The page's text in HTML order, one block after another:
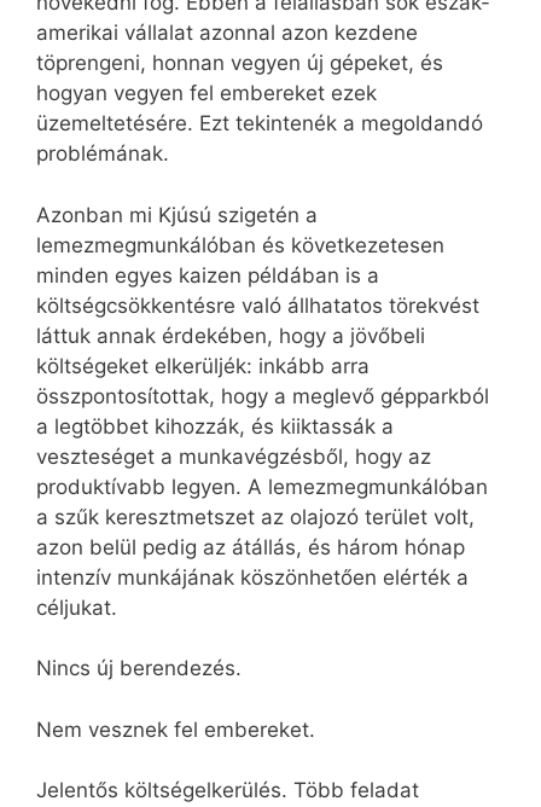
amerikai vállalat azonnal azon kezdene
töprengeni, honnan vegyen új gépeket, és
hogyan vegyen fel embereket ezek
üzemeltetésére. Ezt tekintenék a megoldandó
problémának.
Azonban mi Kjúsú szigetén a
lemezmegmunkálóban és következetesen
minden egyes kaizen példában is a
költségcsökkentésre való állhatatos törekvést
láttuk annak érdekében, hogy a jövőbeli
költségeket elkerüljék: inkább arra
összpontosítottak, hogy a meglevő gépparkból
a legtöbbet kihozzák, és kiiktassák a
veszteséget a munkavégzésből, hogy az
produktívabb legyen. A lemezmegmunkálóban
a szűk keresztmetszet az olajozó terület volt,
azon belül pedig az átállás, és három hónap
intenzív munkájának köszönhetően elérték a
céljukat.
Nincs új berendezés.
Nem vesznek fel embereket.
Jelentős költségelkerülés. Több feladat